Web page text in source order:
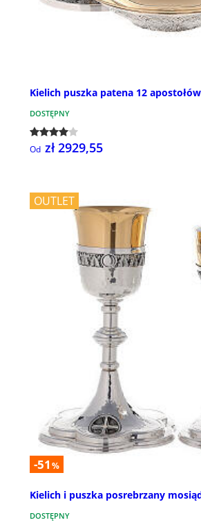
Kielich puszka patena 12
DOSTĘPNY
Od zł 2929,55
OUTLET
-51 %
Kielich i puszka posrebrzany
DOSTĘPNY